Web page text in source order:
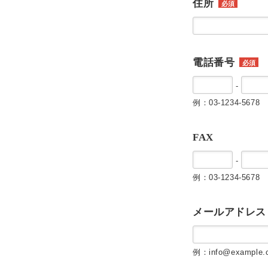
住所 必須
電話番号 必須
-
例：03-1234-5678
FAX
-
例：03-1234-5678
メールアドレス
例：